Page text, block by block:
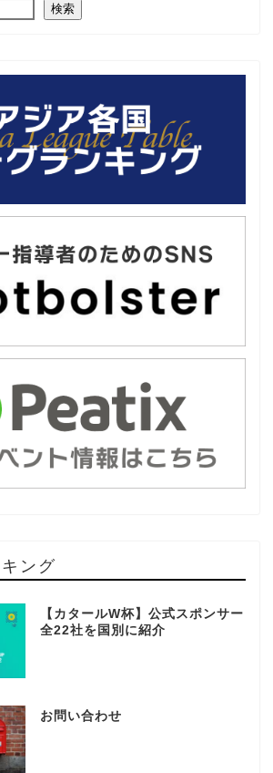
検索
ング
【カタールW杯】公式スポンサー
全22社を国別に紹介
お問い合わせ